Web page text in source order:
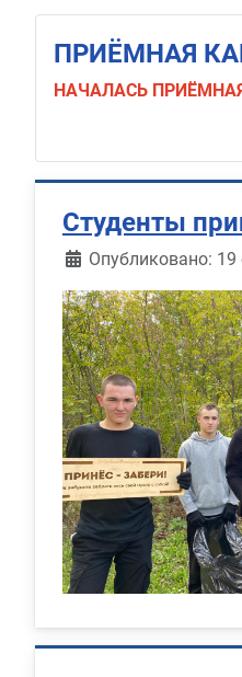
ПРИЁМНАЯ
НАЧАЛАСЬ
Студенты
Информация о
Опубликовано: 19